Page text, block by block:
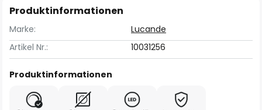
Produktinformationen
Marke:
Lucande
Artikel Nr.:
10031256
Produktinformationen